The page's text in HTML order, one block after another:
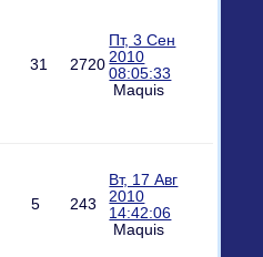
31 2720
Пт, 3 Сен
2010
08:05:33
Maquis
5 243
Вт, 17 Авг
2010
14:42:06
Maquis